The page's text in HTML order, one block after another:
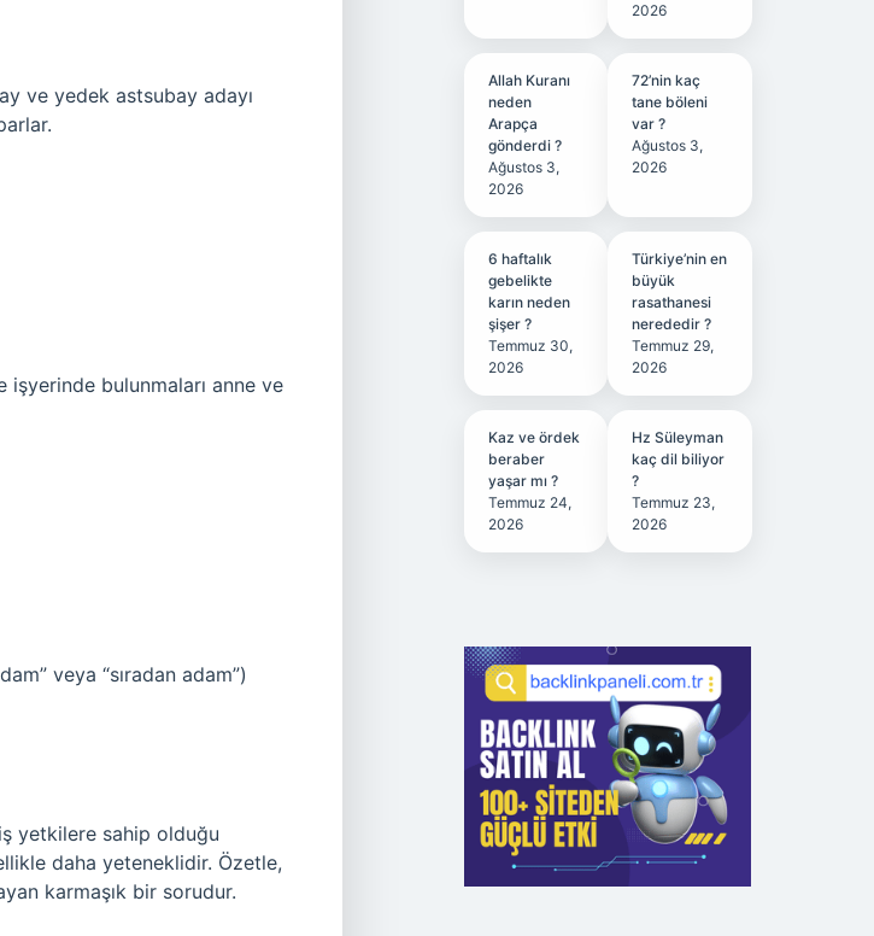
ve yedek astsubay adayı
işyerinde bulunmaları anne ve
veya “sıradan adam”)
yetkilere sahip olduğu
daha yeteneklidir. Özetle,
karmaşık bir sorudur.
2026
Allah Kuranı
neden
Arapça
gönderdi ?
Ağustos 3,
2026
72’nin kaç
tane böleni
var ?
Ağustos 3,
2026
6 haftalık
gebelikte
karın neden
şişer ?
Temmuz 30,
2026
Türkiye’nin en
büyük
rasathanesi
nerededir ?
Temmuz 29,
2026
Kaz ve ördek
beraber
yaşar mı ?
Temmuz 24,
2026
Hz Süleyman
kaç dil biliyor
?
Temmuz 23,
2026